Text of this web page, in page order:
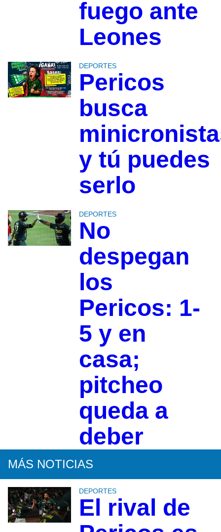
fuego ante
Leones
DEPORTES
Pericos
busca
y tú puedes
serlo
DEPORTES
No
despegan
los
Pericos: 1-
5 y en
casa;
pitcheo
queda a
deber
MÁS NOTICIAS
DEPORTES
El rival de